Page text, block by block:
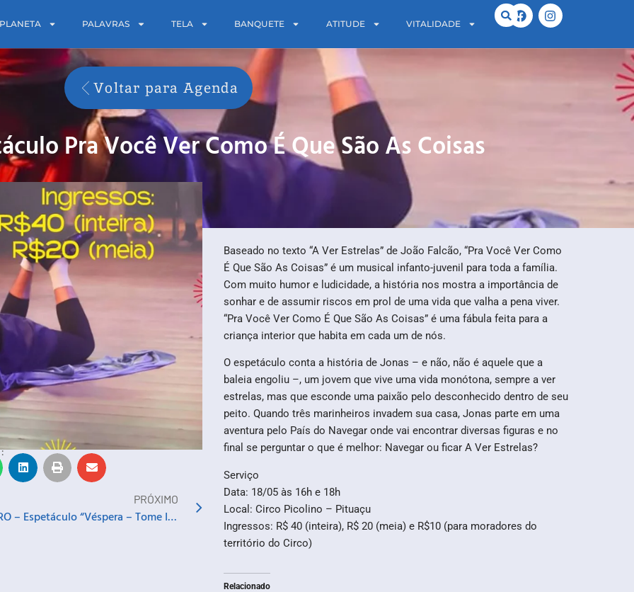
PLANETA PALAVRAS TELA BANQUETE ATITUDE VITALIDADE
Voltar para Agenda
Pra Você Ver Como É Que São As Coisas
PRÓXIMO
TEATRO – Espetáculo “Véspera – Tome Isto Que a Vida Te Dá”
Baseado no texto “A Ver Estrelas” de João Falcão, “Pra Você Ver Como
É Que São As Coisas” é um musical infanto-juvenil para toda a família.
Com muito humor e ludicidade, a história nos mostra a importância de
sonhar e de assumir riscos em prol de uma vida que valha a pena viver.
“Pra Você Ver Como É Que São As Coisas” é uma fábula feita para a
criança interior que habita em cada um de nós.
O espetáculo conta a história de Jonas – e não, não é aquele que a
baleia engoliu –, um jovem que vive uma vida monótona, sempre a ver
estrelas, mas que esconde uma paixão pelo desconhecido dentro de seu
peito. Quando três marinheiros invadem sua casa, Jonas parte em uma
aventura pelo País do Navegar onde vai encontrar diversas figuras e no
final se perguntar o que é melhor: Navegar ou ficar A Ver Estrelas?
Serviço
Data: 18/05 às 16h e 18h
Local: Circo Picolino – Pituaçu
Ingressos: R$ 40 (inteira), R$ 20 (meia) e R$10 (para moradores do
território do Circo)
Relacionado